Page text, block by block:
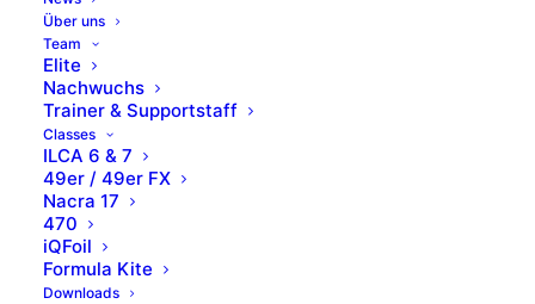
Über uns
Team
Elite
Nachwuchs
Trainer & Supportstaff
Classes
ILCA 6 & 7
49er / 49er FX
Nacra 17
470
iQFoil
Formula Kite
Downloads